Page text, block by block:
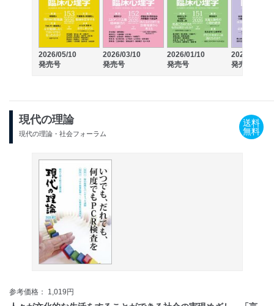
2026/05/10
発売号
2026/03/10
発売号
2026/01/10
発売号
2025/11/10
発売号
現代の理論
現代の理論・社会フォーラム
送料
無料
参考価格： 1,019円